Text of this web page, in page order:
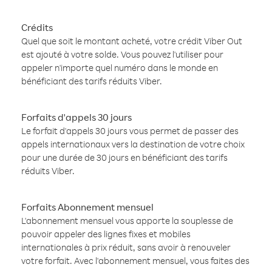
Crédits
Quel que soit le montant acheté, votre crédit Viber Out
est ajouté à votre solde. Vous pouvez l'utiliser pour
appeler n'importe quel numéro dans le monde en
bénéficiant des tarifs réduits Viber.
Forfaits d'appels 30 jours
Le forfait d'appels 30 jours vous permet de passer des
appels internationaux vers la destination de votre choix
pour une durée de 30 jours en bénéficiant des tarifs
réduits Viber.
Forfaits Abonnement mensuel
L'abonnement mensuel vous apporte la souplesse de
pouvoir appeler des lignes fixes et mobiles
internationales à prix réduit, sans avoir à renouveler
votre forfait. Avec l'abonnement mensuel, vous faites des